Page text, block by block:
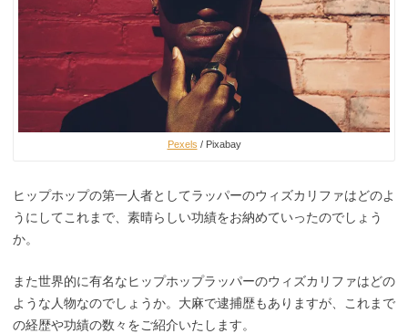
Pexels / Pixabay
ヒップホップの第一人者としてラッパーのウィズカリファはどのよ
うにしてこれまで、素晴らしい功績をお納めていったのでしょう
か。
また世界的に有名なヒップホップラッパーのウィズカリファはどの
ような人物なのでしょうか。大麻で逮捕歴もありますが、これまで
の経歴や功績の数々をご紹介いたします。